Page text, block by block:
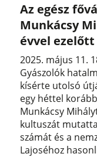
Az egész
Munkácsy
évvel ezelőtt
2025. május 11.
Gyászolók
kísérte utolsó
egy héttel
Munkácsy
kultuszát
számát és a
Lajoséhoz